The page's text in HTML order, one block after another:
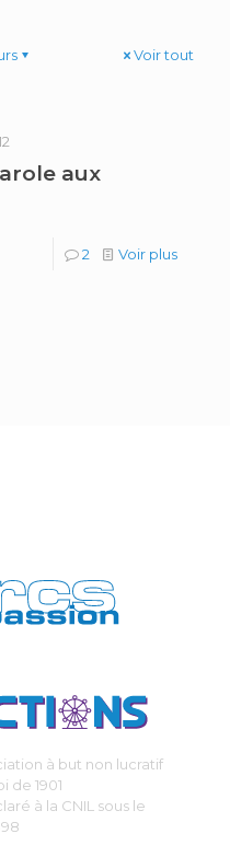
Voir tout
aux
2 Voir plus
à but non lucratif
de 1901
à la CNIL sous le